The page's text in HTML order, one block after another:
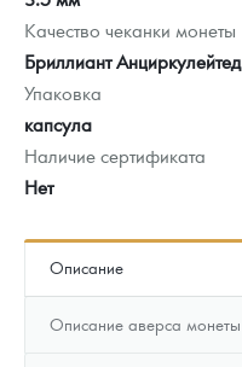
Качество чеканки монеты
Бриллиант Анциркулейтед
Упаковка
капсула
Наличие сертификата
Нет
Описание
Описание аверса монеты